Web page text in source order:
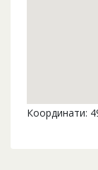
Координати: